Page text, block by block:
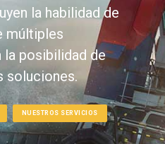
la habilidad de
múltiples
posibilidad de
soluciones.
NUESTROS SERVICIOS